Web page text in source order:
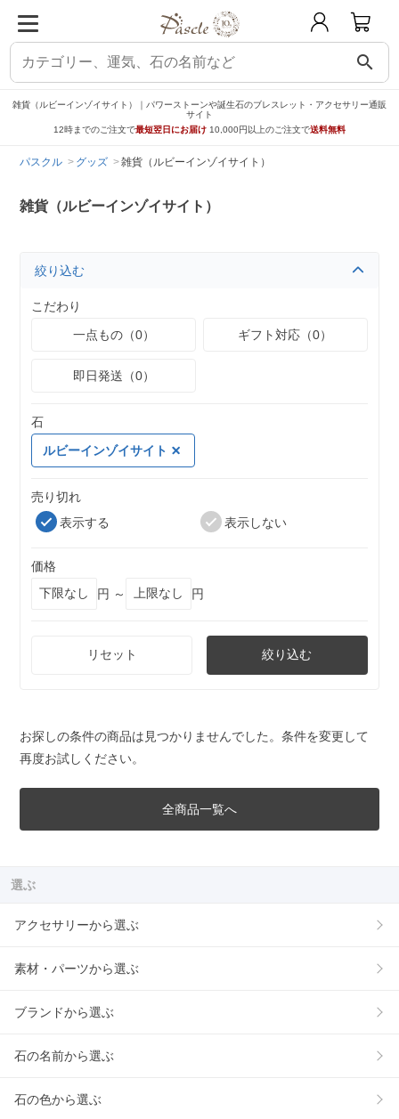
search
雑貨（ルビーインゾイサイト）｜パワーストーンや誕生石のブレスレット・アクセサリー通販
サイト
12時までのご注文で最短翌日にお届け 10,000円以上のご注文で送料無料
パスクル グッズ 雑貨（ルビーインゾイサイト）
雑貨（ルビーインゾイサイト）
絞り込む
こだわり
一点もの（0）
ギフト対応（0）
即日発送（0）
石
ルビーインゾイサイト
売り切れ
表示する
表示しない
価格
円 ～
円
リセット 絞り込む
お探しの条件の商品は見つかりませんでした。条件を変更して
再度お試しください。
全商品一覧へ
選ぶ
アクセサリーから選ぶ
素材・パーツから選ぶ
ブランドから選ぶ
石の名前から選ぶ
石の色から選ぶ